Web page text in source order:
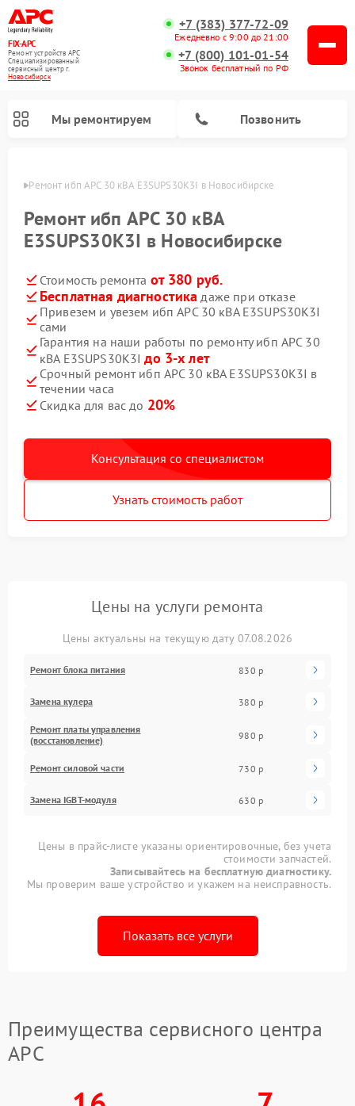
FIX-APC
Ремонт устройств APC
Специализированный
cервисный центр г.
Новосибирск
+7 (383) 377-72-09
Ежедневно с 9:00 до 21:00
+7 (800) 101-01-54
Звонок бесплатный по РФ
Мы ремонтируем Позвонить
Ремонт ибп APC 30 кВА E3SUPS30K3I в Новосибирске
Ремонт ибп APC 30 кВА
E3SUPS30K3I в Новосибирске
Стоимость ремонта от 380 руб.
Бесплатная диагностика даже при отказе
Привезем и увезем ибп APC 30 кВА E3SUPS30K3I
сами
Гарантия на наши работы по ремонту ибп APC 30
кВА E3SUPS30K3Iдо 3-х лет
Срочный ремонт ибп APC 30 кВА E3SUPS30K3I в
течении часа
Скидка для вас до 20%
Консультация со специалистом
Узнать стоимость работ
Цены на услуги ремонта
Цены актуальны на текущую дату 07.08.2026
Ремонт блока питания 830 р
Замена кулера 380 р
Ремонт платы управления
(восстановление)
980 р
Ремонт силовой части 730 р
Замена IGBT-модуля 630 р
Цены в прайс-листе указаны ориентировочные, без учета
стоимости запчастей.
Записывайтесь на бесплатную диагностику.
Мы проверим ваше устройство и укажем на неисправность.
Показать все услуги
Преимущества сервисного центра
APC